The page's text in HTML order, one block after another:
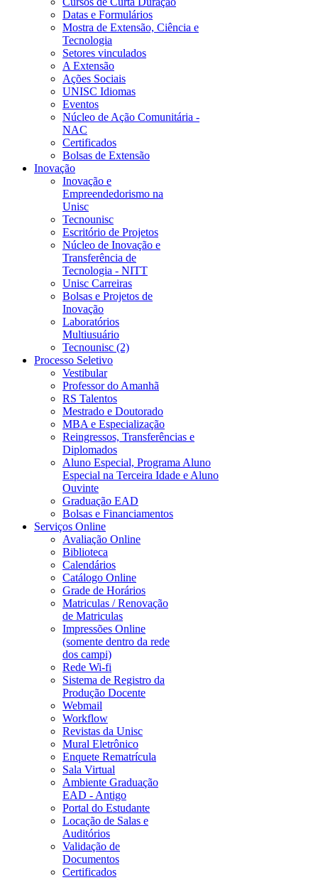
Datas e Formulários
Mostra de Extensão, Ciência e
Tecnologia
Setores vinculados
A Extensão
Ações Sociais
UNISC Idiomas
Eventos
Núcleo de Ação Comunitária -
NAC
Certificados
Bolsas de Extensão
Inovação
Inovação e
Empreendedorismo na
Unisc
Tecnounisc
Escritório de Projetos
Núcleo de Inovação e
Transferência de
Tecnologia - NITT
Unisc Carreiras
Bolsas e Projetos de
Inovação
Laboratórios
Multiusuário
Tecnounisc (2)
Processo Seletivo
Vestibular
Professor do Amanhã
RS Talentos
Mestrado e Doutorado
MBA e Especialização
Reingressos, Transferências e
Diplomados
Aluno Especial, Programa Aluno
Especial na Terceira Idade e Aluno
Ouvinte
Graduação EAD
Bolsas e Financiamentos
Serviços Online
Avaliação Online
Biblioteca
Calendários
Catálogo Online
Grade de Horários
Matriculas / Renovação
de Matriculas
Impressões Online
(somente dentro da rede
dos campi)
Rede Wi-fi
Sistema de Registro da
Produção Docente
Webmail
Workflow
Revistas da Unisc
Mural Eletrônico
Enquete Rematrícula
Sala Virtual
Ambiente Graduação
EAD - Antigo
Portal do Estudante
Locação de Salas e
Auditórios
Validação de
Documentos
Certificados